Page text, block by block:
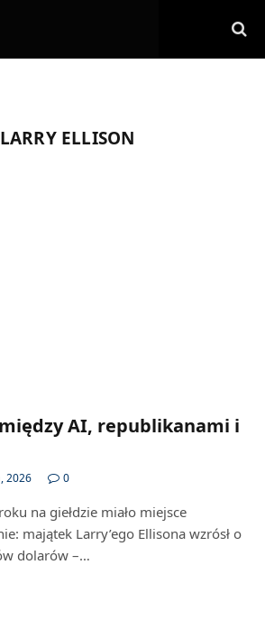
LARRY ELLISON
AI, republikanami i
2026 0
na giełdzie miało miejsce
majątek Larry’ego Ellisona wzrósł o
dolarów –…